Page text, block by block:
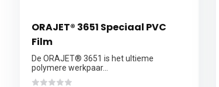
ORAJET® 3651 Speciaal PVC
Film
De ORAJET® 3651 is het ultieme
polymere werkpaar...